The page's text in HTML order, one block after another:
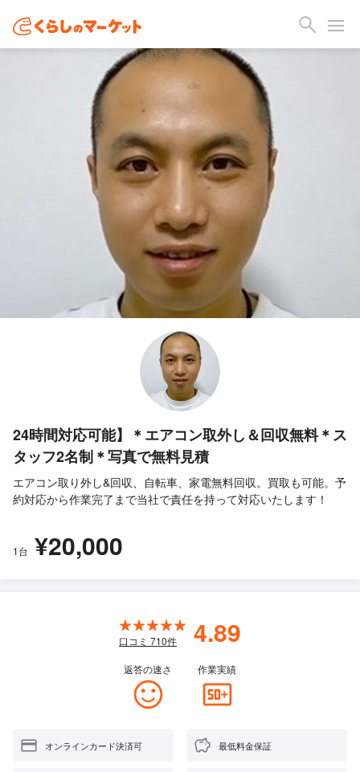
24時間対応可能】＊エアコン取外し＆回収無料＊ス
タッフ2名制＊写真で無料見積
エアコン取り外し&回収、自転車、家電無料回収。買取も可能。予
約対応から作業完了まで当社で責任を持って対応いたします！
1台 ¥20,000
口コミ 710件 4.89
返答の速さ 作業実績
オンラインカード決済可 最低料金保証